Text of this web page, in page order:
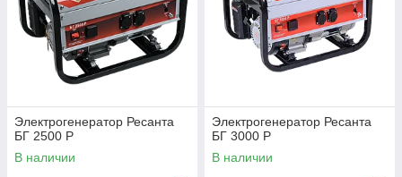
Электрогенератор Ресанта
БГ 2500 Р
В наличии
Электрогенератор Ресанта
БГ 3000 Р
В наличии